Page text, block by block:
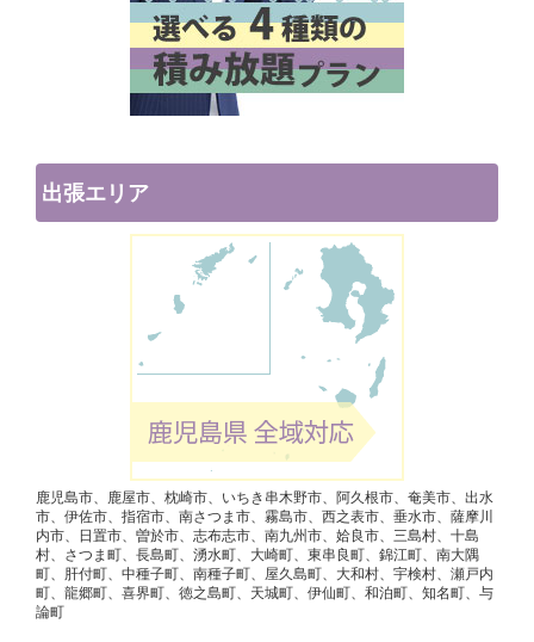
出張エリア
鹿児島市、鹿屋市、枕崎市、いちき串木野市、阿久根市、奄美市、出水
市、伊佐市、指宿市、南さつま市、霧島市、西之表市、垂水市、薩摩川
内市、日置市、曽於市、志布志市、南九州市、姶良市、三島村、十島
村、さつま町、長島町、湧水町、大崎町、東串良町、錦江町、南大隅
町、肝付町、中種子町、南種子町、屋久島町、大和村、宇検村、瀬戸内
町、龍郷町、喜界町、徳之島町、天城町、伊仙町、和泊町、知名町、与
論町